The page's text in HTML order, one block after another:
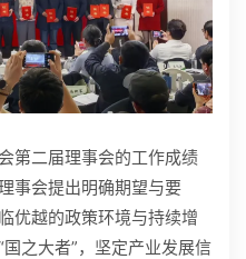
第二届理事会的工作成绩
事会提出明确期望与要
优越的政策环境与持续增
之大者”，坚定产业发展信